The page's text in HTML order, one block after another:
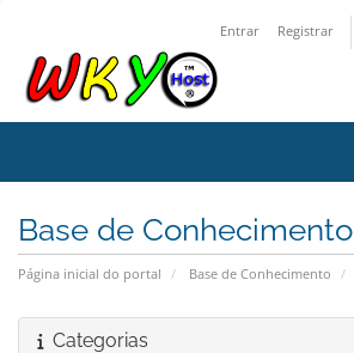
Entrar Registrar
Base de Conhecimento
Página inicial do portal Base de Conhecimento
Categorias